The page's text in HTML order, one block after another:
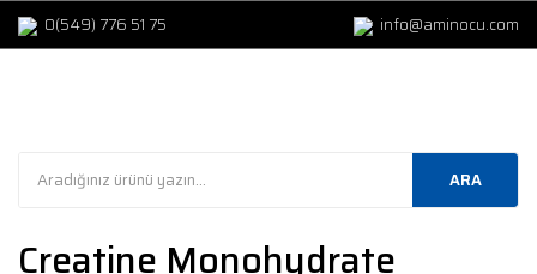
0(549) 776 51 75 info@aminocu.com
ARA
Creatine Monohydrate